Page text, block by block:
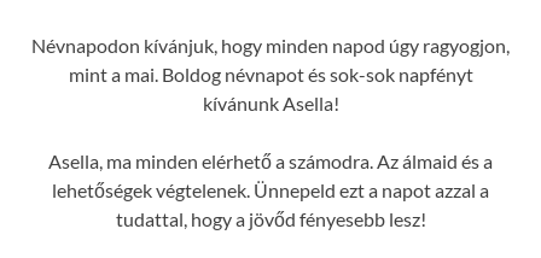
Névnapodon kívánjuk, hogy minden napod úgy ragyogjon,
mint a mai. Boldog névnapot és sok-sok napfényt
kívánunk Asella!
Asella, ma minden elérhető a számodra. Az álmaid és a
lehetőségek végtelenek. Ünnepeld ezt a napot azzal a
tudattal, hogy a jövőd fényesebb lesz!